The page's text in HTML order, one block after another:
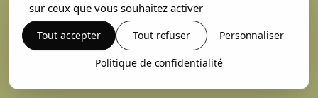
sur ceux que vous souhaitez activer
Tout accepter Tout refuser Personnaliser
Politique de confidentialité